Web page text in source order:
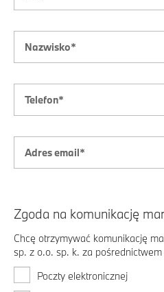
Zgoda na komunikację
Chcę otrzymywać komunikację
sp. z o.o. sp. k. za pośrednictwem
Poczty elektronicznej